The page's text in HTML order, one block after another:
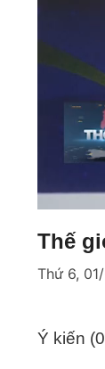
Thế
Thứ 6,
Ý kiến (0